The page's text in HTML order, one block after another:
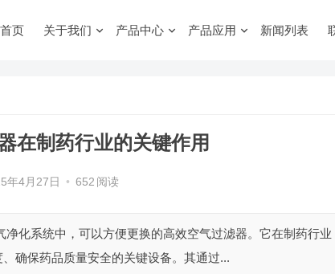
首页 关于我们 产品中心 产品应用 新闻列表
在制药行业的关键作用
年4月27日 • 652 阅读
化系统中，可以方便更换的高效空气过滤器。它在制药行业
确保药品质量安全的关键设备。其通过...